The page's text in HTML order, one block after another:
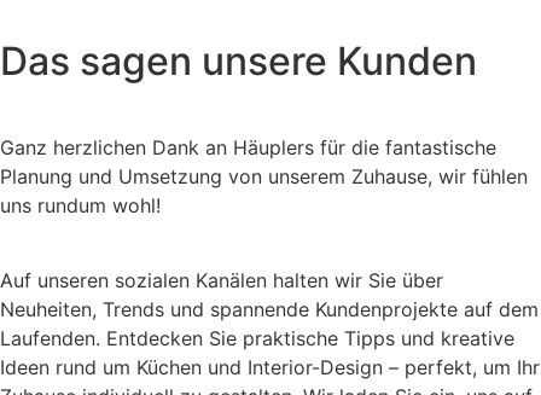
Das sagen unsere Kunden
Ganz herzlichen Dank an Häuplers für die fantastische
Planung und Umsetzung von unserem Zuhause, wir fühlen
uns rundum wohl!
Auf unseren sozialen Kanälen halten wir Sie über
Neuheiten, Trends und spannende Kundenprojekte auf dem
Laufenden. Entdecken Sie praktische Tipps und kreative
Ideen rund um Küchen und Interior-Design – perfekt, um Ihr